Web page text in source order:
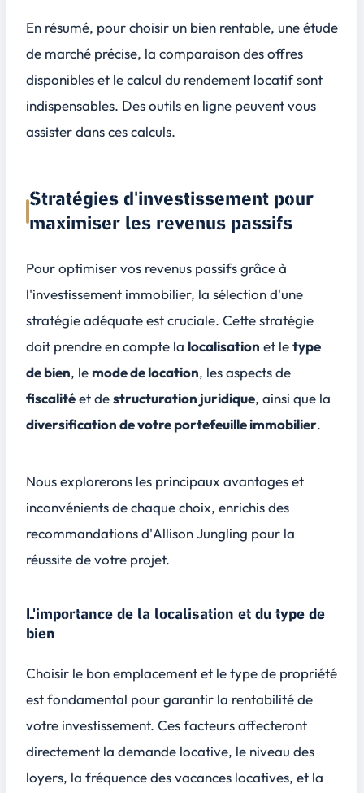
En résumé, pour choisir un bien rentable, une étude
de marché précise, la comparaison des offres
disponibles et le calcul du rendement locatifsont
indispensables. Des outils en ligne peuvent vous
assister dans ces calculs.
Stratégies d'investissement pour
maximiser les revenus passifs
Pour optimiser vos revenus passifs grâce à
l'investissement immobilier, la sélection d'une
stratégie adéquate est cruciale. Cette stratégie
doit prendre en compte la localisation et letype
de bien, le mode de location, les aspects de
fiscalitéet destructuration juridique, ainsi que la
diversification de votre portefeuille immobilier.
Nous explorerons les principaux avantages et
inconvénients de chaque choix, enrichis des
recommandations d'Allison Jungling pour la
réussite de votre projet.
L'importance de la localisation et du type de
bien
Choisir le bon emplacement et le type de propriété
est fondamental pour garantir la rentabilité de
votre investissement. Ces facteurs affecteront
directement la demande locative, le niveau des
loyers, la fréquence des vacances locatives, et la